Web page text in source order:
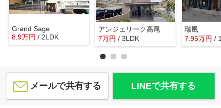
Grand Sage
8.9万円 / 2LDK
アンジェリーク高尾
7万円 / 3LDK
瑞風
7.95万円 /
メールで共有する LINEで共有する